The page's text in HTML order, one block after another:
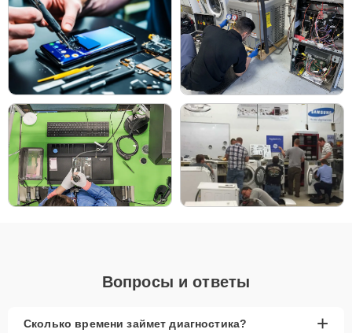
используется регулярно для приготовления
пищи.
Если планируется замена устройства в
ближайшее время или требуется более
экономичный вариант ремонта, качественные
аналоги могут стать оптимальным решением без
значительной потери в надежности.
Все комплектующие проходят строгий контроль качества, что
гарантирует долгий срок службы и стабильную работу устройства
после ремонта.
Модели духовых шкафов
решения для восстановления работоспособности техники. Даже
функциональность.
Вопросы и ответы
Сколько времени займет диагностика? +